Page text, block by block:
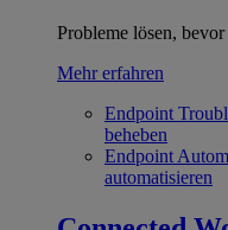
Probleme lösen,
Mehr erfahren
Endpoint
beheben
Endpoint
automatisieren